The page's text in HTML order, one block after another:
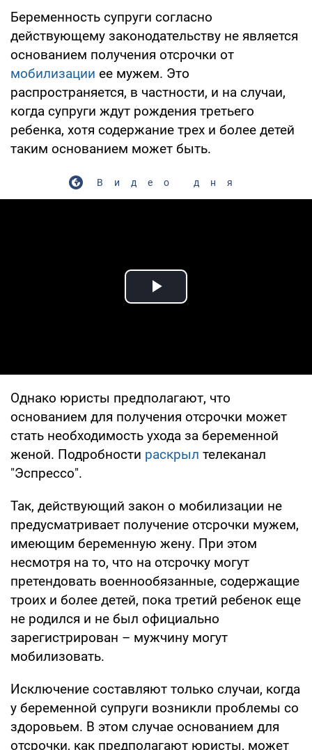
Беременность супруги согласно
действующему законодательству не является
основанием получения отсрочки от
мобилизации ее мужем. Это
распространяется, в частности, и на случаи,
когда супруги ждут рождения третьего
ребенка, хотя содержание трех и более детей
таким основанием может быть.
Видео дня
Play Video
Однако юристы предполагают, что
основанием для получения отсрочки может
стать необходимость ухода за беременной
женой. Подробности раскрыл телеканал
"Эспрессо".
Так, действующий закон о мобилизации не
предусматривает получение отсрочки мужем,
имеющим беременную жену. При этом
несмотря на то, что на отсрочку могут
претендовать военнообязанные, содержащие
троих и более детей, пока третий ребенок еще
не родился и не был официально
зарегистрирован – мужчину могут
мобилизовать.
Исключение составляют только случаи, когда
у беременной супруги возникли проблемы со
здоровьем. В этом случае основанием для
отсрочки, как предполагают юристы, может